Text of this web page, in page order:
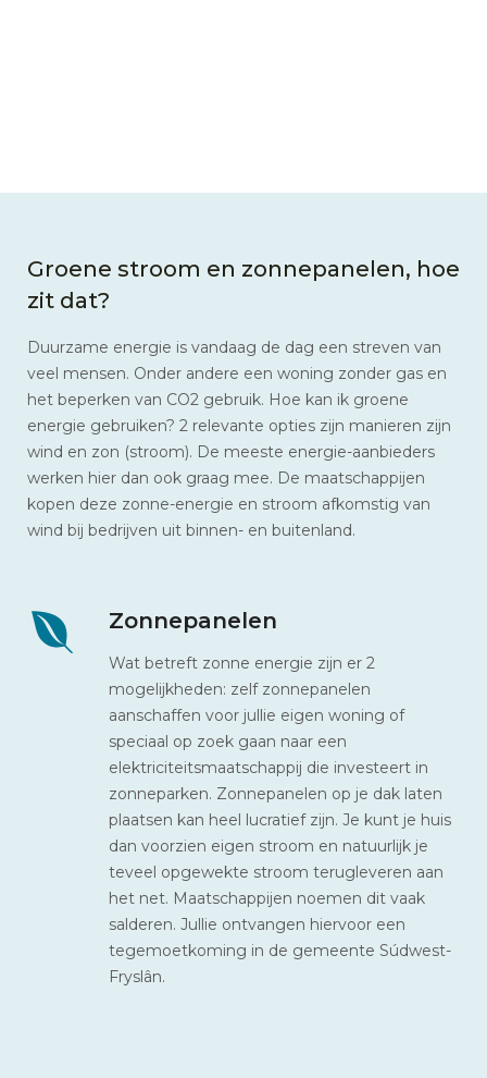
Groene stroom en zonnepanelen, hoe
zit dat?
Duurzame energie is vandaag de dag een streven van
veel mensen. Onder andere een woning zonder gas en
het beperken van CO2 gebruik. Hoe kan ik groene
energie gebruiken? 2 relevante opties zijn manieren zijn
wind en zon (stroom). De meeste energie-aanbieders
werken hier dan ook graag mee. De maatschappijen
kopen deze zonne-energie en stroom afkomstig van
wind bij bedrijven uit binnen- en buitenland.
Zonnepanelen
Wat betreft zonne energie zijn er 2
mogelijkheden: zelf zonnepanelen
aanschaffen voor jullie eigen woning of
speciaal op zoek gaan naar een
elektriciteitsmaatschappij die investeert in
zonneparken. Zonnepanelen op je dak laten
plaatsen kan heel lucratief zijn. Je kunt je huis
dan voorzien eigen stroom en natuurlijk je
teveel opgewekte stroom terugleveren aan
het net. Maatschappijen noemen dit vaak
salderen. Jullie ontvangen hiervoor een
tegemoetkoming in de gemeente Súdwest-
Fryslân.